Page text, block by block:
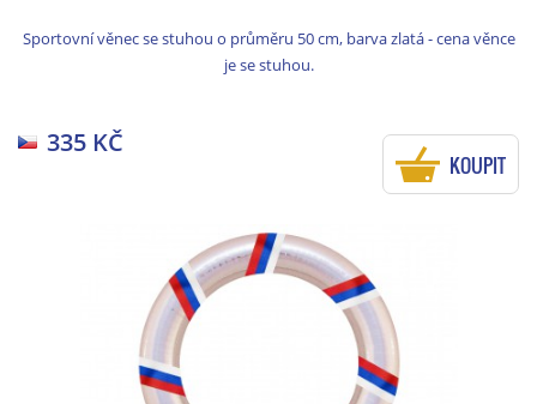
Sportovní věnec se stuhou o průměru 50 cm, barva zlatá - cena věnce
je se stuhou.
335 KČ
KOUPIT